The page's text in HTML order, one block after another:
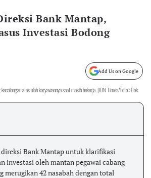
Bank Mantap,
Investasi Bodong
Add Us on Google
atas ulah karyawannya saat masih bekerja .(IDN Times/Foto : Dok.
direksi Bank Mantap untuk klarifikasi
investasi oleh mantan pegawai cabang
merugikan 42 nasabah dengan total